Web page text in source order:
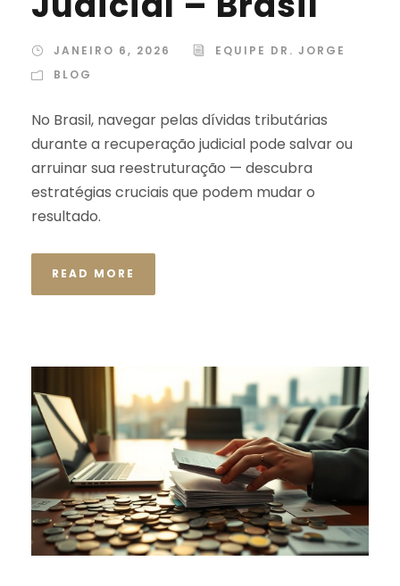
JANEIRO 6, 2026
EQUIPE DR. JORGE
BLOG
No Brasil, navegar pelas dívidas tributárias
durante a recuperação judicial pode salvar ou
arruinar sua reestruturação — descubra
estratégias cruciais que podem mudar o
resultado.
READ MORE